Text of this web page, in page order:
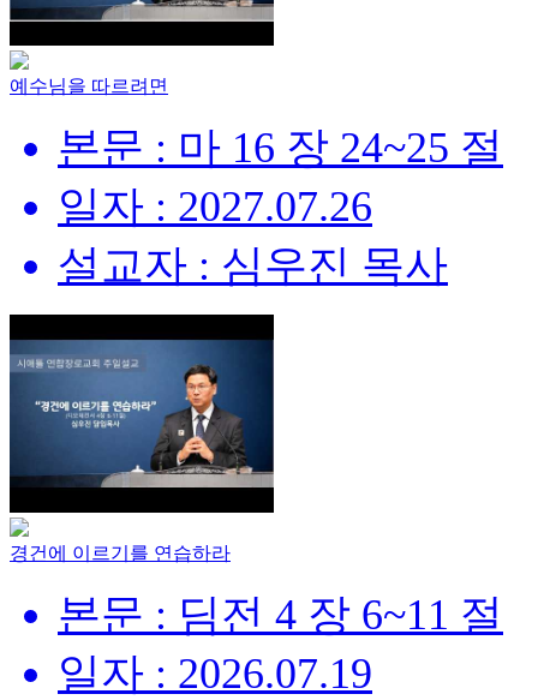
예수님을 따르려면
본문 : 마 16 장 24~25 절
일자 : 2027.07.26
설교자 : 심우진 목사
경건에 이르기를 연습하라
본문 : 딤전 4 장 6~11 절
일자 : 2026.07.19